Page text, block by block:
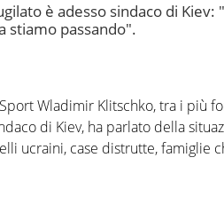
è adesso sindaco di Kiev:
stiamo passando".
Wladimir Klitschko, tra i più
di Kiev, ha parlato della
ucraini, case distrutte, famiglie